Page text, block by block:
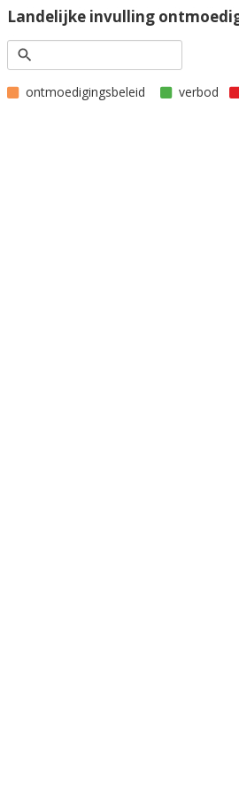
Landelijke invulling
ontmoedigingsbeleid verbod